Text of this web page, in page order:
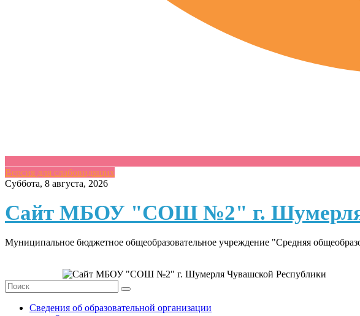
Версия для слабовидящих
Skip
content
Суббота, 8 августа, 2026
Сайт МБОУ "СОШ №2" г. Шумерля
Муниципальное бюджетное общеобразовательное учреждение "Средняя
Сведения об образовательной организации